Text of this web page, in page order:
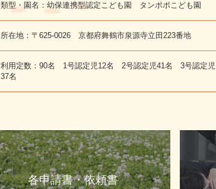
類型・園名：幼保連携型認定こども園 タンポポこども園
所在地：〒625-0026 京都府舞鶴市泉源寺立田223番地
利用定数：90名 1号認定児12名 2号認定児41名 3号認定児
37名
各申請書・依頼書